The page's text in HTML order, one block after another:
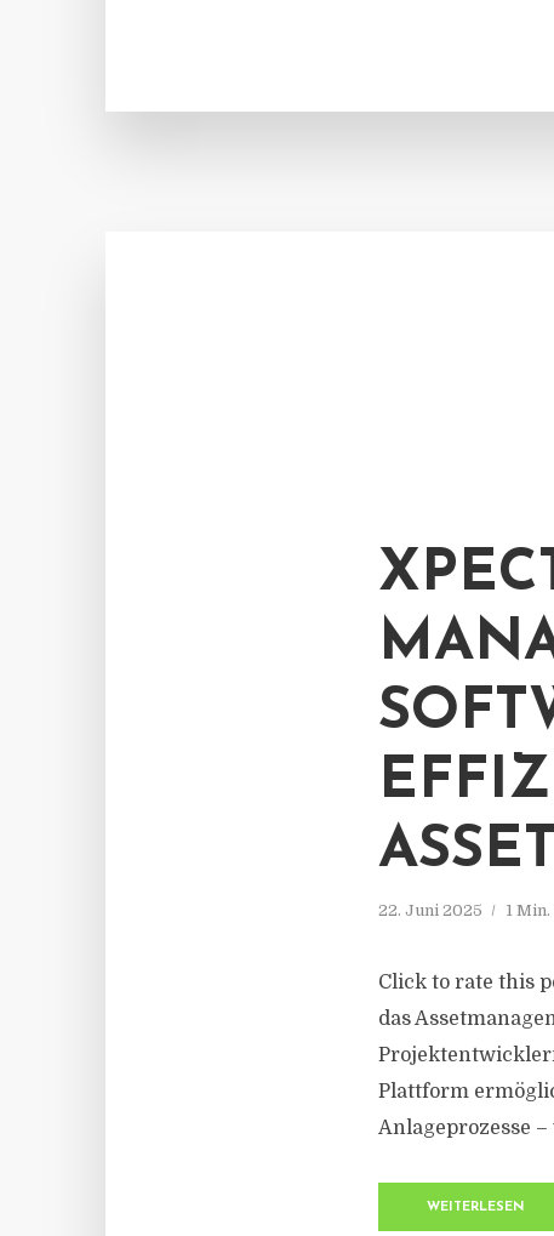
22. Juni 2025 1
Click to rate this
das
Plattform
Anlageprozesse
WEITERLESEN